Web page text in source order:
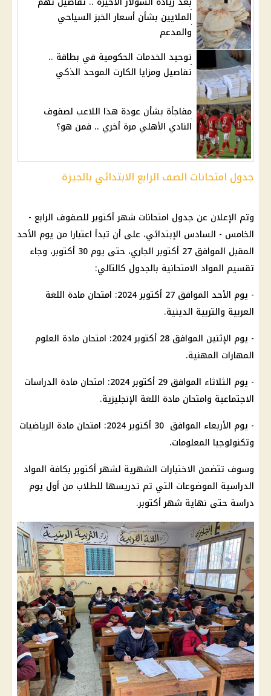
الملايين بشأن أسعار الخبز السياحي
والمدعم
توحيد الخدمات الحكومية في بطاقة ..
تفاصيل ومزايا الكارت الموحد الذكي
مفاجأة بشأن عودة هذا اللاعب لصفوف
النادي الأهلي مرة أخري .. فمن هو؟
جدول امتحانات الصف الرابع الابتدائي بالجيزة
وتم الإعلان عن جدول امتحانات شهر أكتوبرللصفوف الرابع -
الخامس - السادس الإبتدائي، على أن تبدأ اعتبارا من يوم الأحد
المقبل الموافق 27 أكتوبر الجاري، حتى
يوم
30 أكتوبر، وجاء
تقسيم المواد الامتحانية بالجدول كالتالي:
- يوم الأحد الموافق 27 أكتوبر 2024: امتحان
مادة اللغة
العربية والتربية الدينية.
- يوم
الإثنين الموافق 28 أكتوبر 2024: امتحان مادة العلوم
المهارات المهنية.
- يوم
الثلاثاء الموافق 29 أكتوبر 2024: امتحان مادة الدراسات
الاجتماعية وامتحان مادة اللغة الإنجليزية.
- يوم
الأربعاء الموافق 30 أكتوبر 2024: امتحان مادة الرياضيات
وتكنولوجيا المعلومات.
وسوف تتضمن الاختبارات الشهرية لشهر أكتوبر بكافة المواد
الدراسية الموضوعات التي تم تدريسها للطلاب من أول يوم
دراسة حتى نهاية شهر أكتوبر.